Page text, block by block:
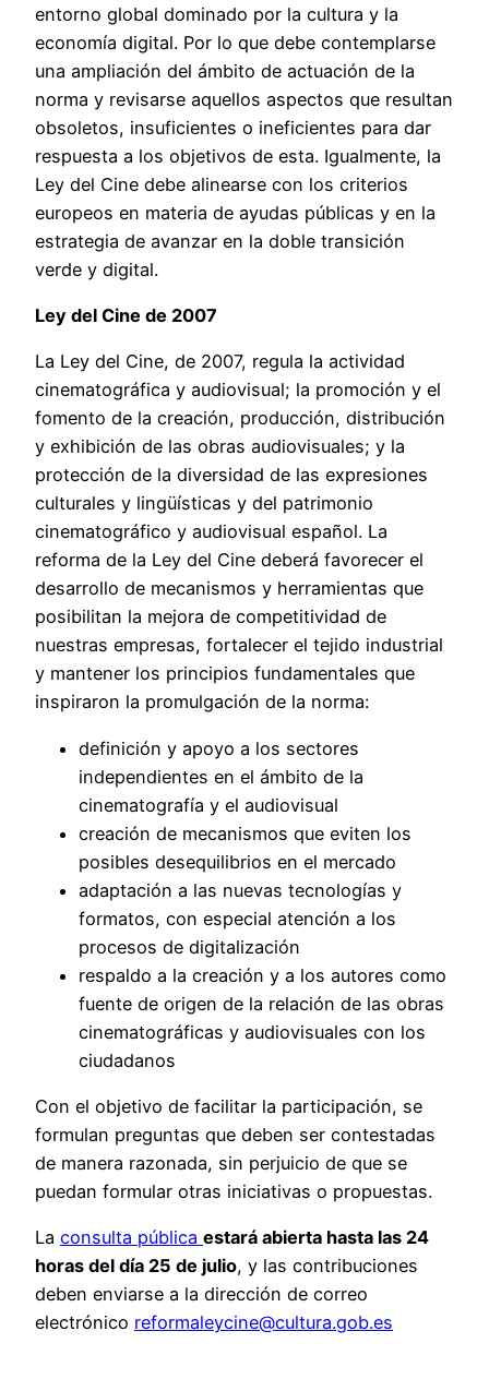
entorno global dominado por la cultura y la
economía digital. Por lo que debe contemplarse
una ampliación del ámbito de actuación de la
norma y revisarse aquellos aspectos que resultan
obsoletos, insuficientes o ineficientes para dar
respuesta a los objetivos de esta. Igualmente, la
Ley del Cine debe alinearse con los criterios
europeos en materia de ayudas públicas y en la
estrategia de avanzar en la doble transición
verde y digital.
Ley del Cine de 2007
La Ley del Cine, de 2007, regula la actividad
cinematográfica y audiovisual; la promoción y el
fomento de la creación, producción, distribución
y exhibición de las obras audiovisuales; y la
protección de la diversidad de las expresiones
culturales y lingüísticas y del patrimonio
cinematográfico y audiovisual español. La
reforma de la Ley del Cine deberá favorecer el
desarrollo de mecanismos y herramientas que
posibilitan la mejora de competitividad de
nuestras empresas, fortalecer el tejido industrial
y mantener los principios fundamentales que
inspiraron la promulgación de la norma:
definición y apoyo a los sectores
independientes en el ámbito de la
cinematografía y el audiovisual
creación de mecanismos que eviten los
posibles desequilibrios en el mercado
adaptación a las nuevas tecnologías y
formatos, con especial atención a los
procesos de digitalización
respaldo a la creación y a los autores como
fuente de origen de la relación de las obras
cinematográficas y audiovisuales con los
ciudadanos
Con el objetivo de facilitar la participación, se
formulan preguntas que deben ser contestadas
de manera razonada, sin perjuicio de que se
puedan formular otras iniciativas o propuestas.
La consulta pública estará abierta hasta las 24
horas del día 25 de julio, y las contribuciones
deben enviarse a la dirección de correo
electrónico reformaleycine@cultura.gob.es